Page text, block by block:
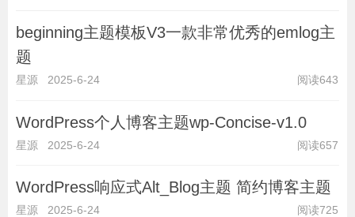
beginning主题模板V3一款非常优秀的emlog主
题
星源 2025-6-24 阅读643
WordPress个人博客主题wp-Concise-v1.0
星源 2025-6-24 阅读657
WordPress响应式Alt_Blog主题 简约博客主题
星源 2025-6-24 阅读725